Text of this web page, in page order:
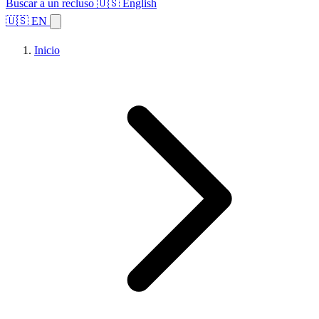
Buscar a un recluso 🇺🇸 English
🇺🇸 EN
Inicio